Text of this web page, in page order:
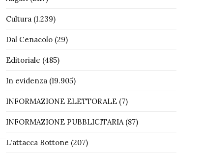
Cultura(1.239)
Dal Cenacolo(29)
Editoriale (485)
In evidenza(19.905)
INFORMAZIONE ELETTORALE(7)
INFORMAZIONE PUBBLICITARIA(87)
L'attacca Bottone (207)